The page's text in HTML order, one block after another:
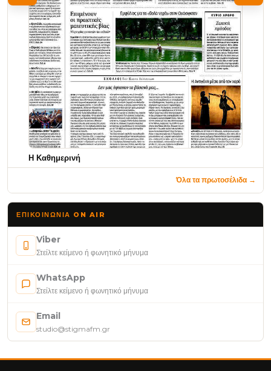
Η Καθημερινή
Όλα τα πρωτοσέλιδα →
ΕΠΙΚΟΙΝΩΝΊΑ ON AIR
Viber
Στείλτε κείμενο ή φωνητικό μήνυμα
WhatsApp
Στείλτε κείμενο ή φωνητικό μήνυμα
Email
studio@stigmafm.gr